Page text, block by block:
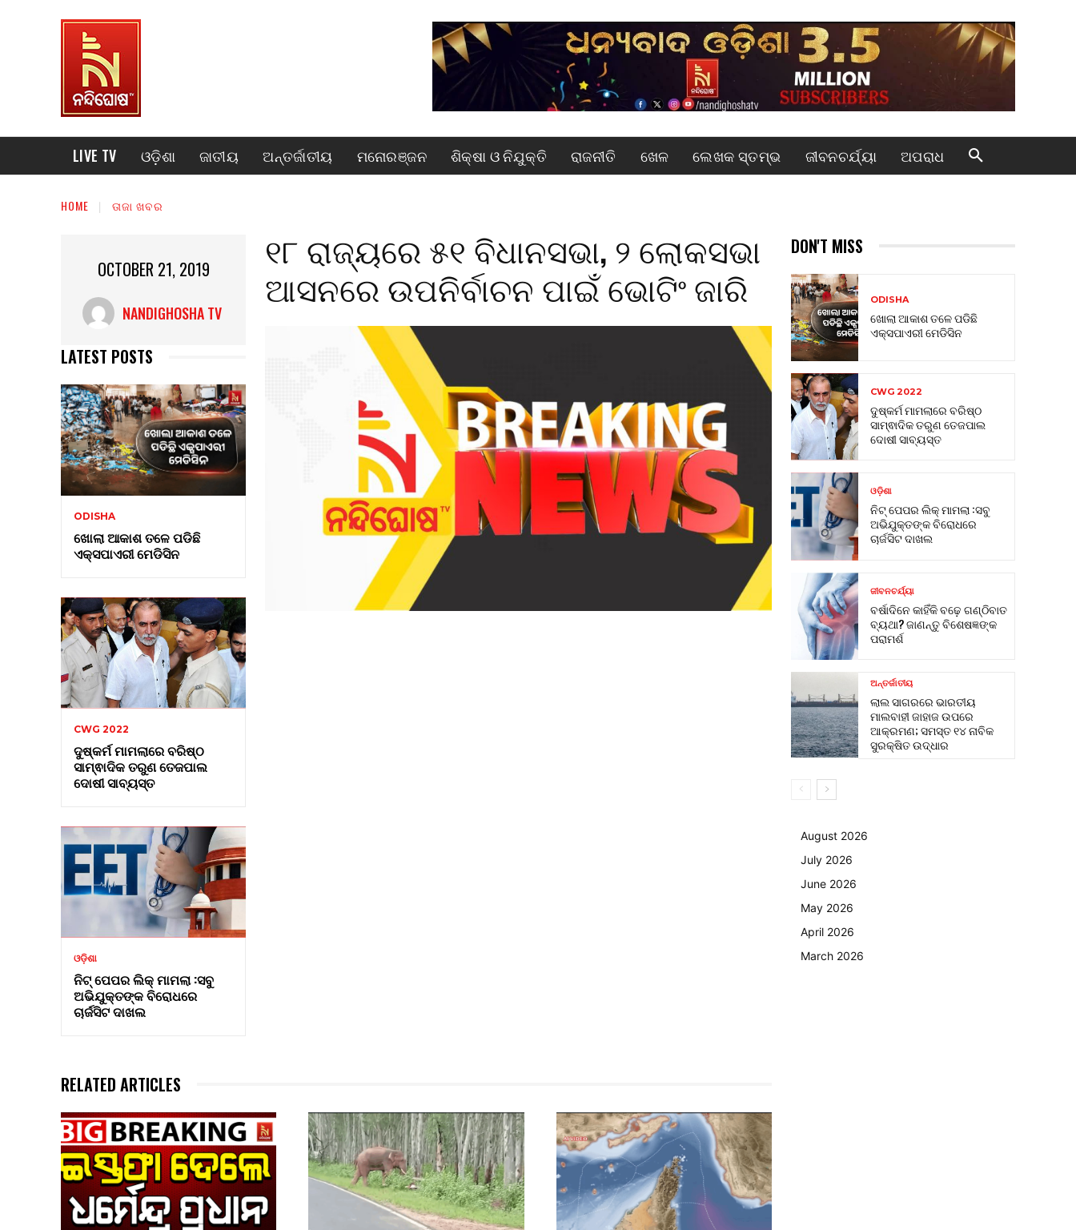
LIVE TV ଓଡ଼ିଶା ଜାତୀୟ ଅନ୍ତର୍ଜାତୀୟ ମନୋରଞ୍ଜନ ଶିକ୍ଷା ଓ ନିଯୁକ୍ତି ରାଜନୀତି ଖେଳ ଲେଖକ ସ୍ତମ୍ଭ ଜୀବନଚର୍ଯ୍ୟା ଅପରାଧ
HOME ତାଜା ଖବର
OCTOBER 21, 2019
NANDIGHOSHA TV
LATEST POSTS
ODISHA
ଖୋଲା ଆକାଶ ତଳେ ପଡିଛି
ଏକ୍ସପାଏରୀ ମେଡିସିନ
CWG 2022
ଦୁଷ୍କର୍ମ ମାମଲାରେ ବରିଷ୍ଠ
ସାମ୍ଵାଦିକ ତରୁଣ ତେଜପାଲ
ଦୋଷୀ ସାବ୍ୟସ୍ତ
ଓଡ଼ିଶା
ନିଟ୍ ପେପର ଲିକ୍ ମାମଲା :ସବୁ
ଅଭିଯୁକ୍ତଙ୍କ ବିରୋଧରେ
ଚାର୍ଜସିଟ ଦାଖଲ
୧୮ ରାଜ୍ୟରେ ୫୧ ବିଧାନସଭା, ୨ ଲୋକସଭା
ଆସନରେ ଉପନିର୍ବାଚନ ପାଇଁ ଭୋଟିଂ ଜାରି
RELATED ARTICLES
DON'T MISS
ODISHA
ଖୋଲା ଆକାଶ ତଳେ ପଡିଛି
ଏକ୍ସପାଏରୀ ମେଡିସିନ
CWG 2022
ଦୁଷ୍କର୍ମ ମାମଲାରେ ବରିଷ୍ଠ
ସାମ୍ଵାଦିକ ତରୁଣ ତେଜପାଲ
ଦୋଷୀ ସାବ୍ୟସ୍ତ
ଓଡ଼ିଶା
ନିଟ୍ ପେପର ଲିକ୍ ମାମଲା :ସବୁ
ଅଭିଯୁକ୍ତଙ୍କ ବିରୋଧରେ
ଚାର୍ଜସିଟ ଦାଖଲ
ଜୀବନଚର୍ଯ୍ୟା
ବର୍ଷାଦିନେ କାହିଁକି ବଢ଼େ ଗଣ୍ଠିବାତ
ବ୍ୟଥା? ଜାଣନ୍ତୁ ବିଶେଷଜ୍ଞଙ୍କ
ପରାମର୍ଶ
ଅନ୍ତର୍ଜାତୀୟ
ଲାଲ ସାଗରରେ ଭାରତୀୟ
ମାଲବାହୀ ଜାହାଜ ଉପରେ
ଆକ୍ରମଣ; ସମସ୍ତ ୧୪ ନାବିକ
ସୁରକ୍ଷିତ ଉଦ୍ଧାର
August 2026
July 2026
June 2026
May 2026
April 2026
March 2026